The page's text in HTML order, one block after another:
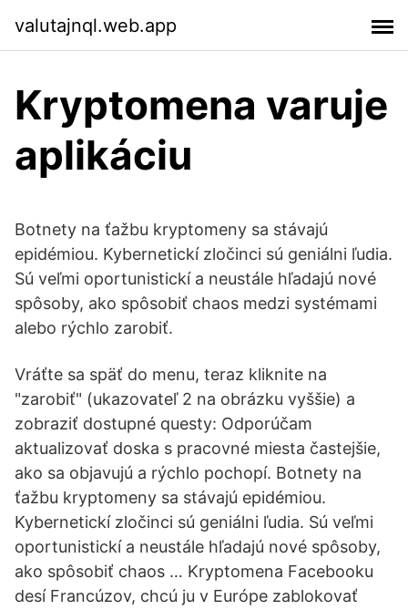
valutajnql.web.app
Kryptomena varuje
aplikáciu
Botnety na ťažbu kryptomeny sa stávajú
epidémiou. Kybernetickí zločinci sú geniálni ľudia.
Sú veľmi oportunistickí a neustále hľadajú nové
spôsoby, ako spôsobiť chaos medzi systémami
alebo rýchlo zarobiť.
Vráťte sa späť do menu, teraz kliknite na
"zarobiť" (ukazovateľ 2 na obrázku vyššie) a
zobraziť dostupné questy: Odporúčam
aktualizovať doska s pracovné miesta častejšie,
ako sa objavujú a rýchlo pochopí. Botnety na
ťažbu kryptomeny sa stávajú epidémiou.
Kybernetickí zločinci sú geniálni ľudia. Sú veľmi
oportunistickí a neustále hľadajú nové spôsoby,
ako spôsobiť chaos … Kryptomena Facebooku
desí Francúzov, chcú ju v Európe zablokovať